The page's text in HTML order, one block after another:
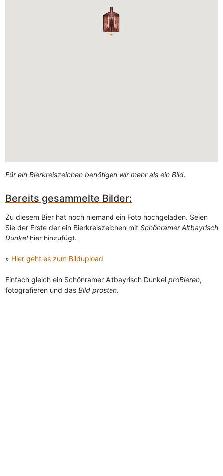
Für ein Bierkreiszeichen benötigen wir mehr als ein Bild.
Bereits gesammelte Bilder:
Zu diesem Bier hat noch niemand ein Foto hochgeladen. Seien
Sie der Erste der ein Bierkreiszeichen mit Schönramer Altbayrisch
Dunkelhier hinzufügt.
» Hier geht es zum Bildupload
Einfach gleich ein Schönramer Altbayrisch Dunkel proBieren,
fotografieren und das Bild prosten.